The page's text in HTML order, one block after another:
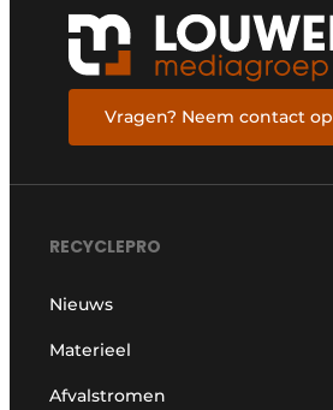
Vragen? Neem contact op
RECYCLEPRO
Nieuws
Materieel
Afvalstromen